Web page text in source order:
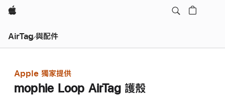
Apple
AirTag 與配件
Apple 獨家提供
mophie Loop AirTag 護殼